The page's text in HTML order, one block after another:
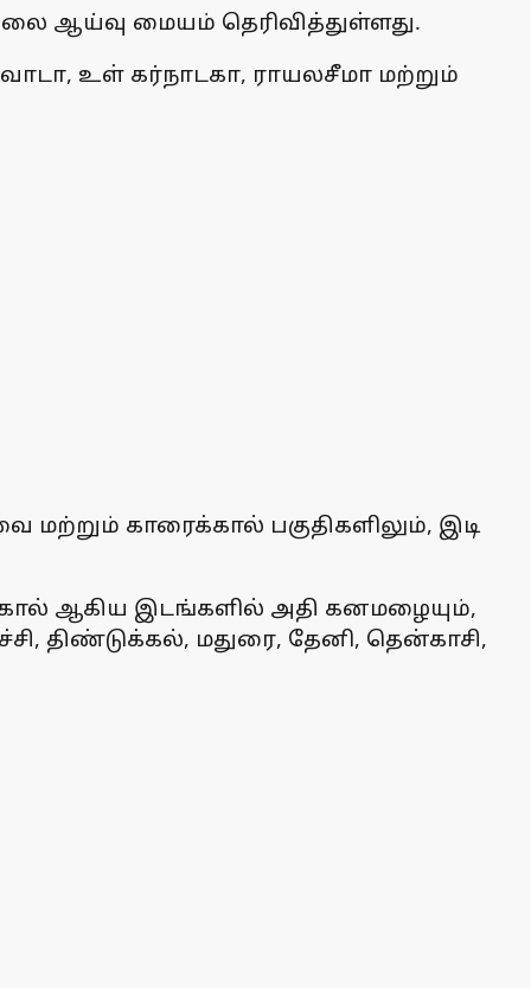
ஆய்வு மையம் தெரிவித்துள்ளது.
உள் கர்நாடகா, ராயலசீமா மற்றும்
மற்றும் காரைக்கால் பகுதிகளிலும், இடி
ஆகிய இடங்களில் அதி கனமழையும்,
திண்டுக்கல், மதுரை, தேனி, தென்காசி,